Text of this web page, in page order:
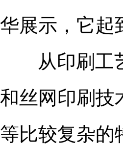
华展示，它起
从印刷工艺
和丝网印刷 技
等比较复杂的